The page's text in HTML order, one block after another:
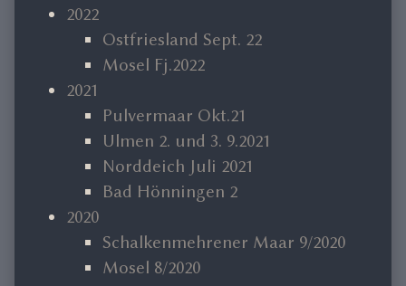
2022
Ostfriesland Sept. 22
Mosel Fj.2022
2021
Pulvermaar Okt.21
Ulmen 2. und 3. 9.2021
Norddeich Juli 2021
Bad Hönningen 2
2020
Schalkenmehrener Maar 9/2020
Mosel 8/2020